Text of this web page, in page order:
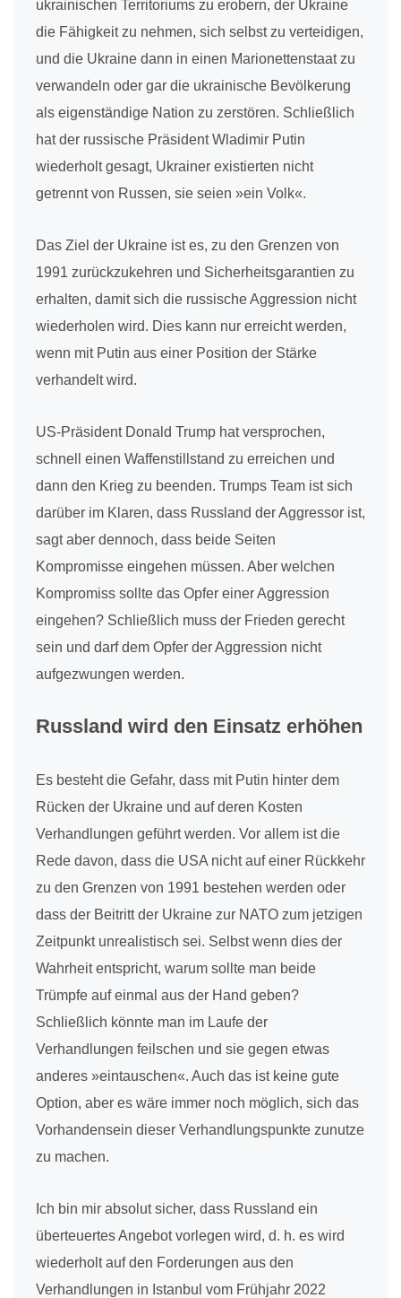
ukrainischen Territoriums zu erobern, der Ukraine
die Fähigkeit zu nehmen, sich selbst zu verteidigen,
und die Ukraine dann in einen Marionettenstaat zu
verwandeln oder gar die ukrainische Bevölkerung
als eigenständige Nation zu zerstören. Schließlich
hat der russische Präsident Wladimir Putin
wiederholt gesagt, Ukrainer existierten nicht
getrennt von Russen, sie seien »ein Volk«.
Das Ziel der Ukraine ist es, zu den Grenzen von
1991 zurückzukehren und Sicherheitsgarantien zu
erhalten, damit sich die russische Aggression nicht
wiederholen wird. Dies kann nur erreicht werden,
wenn mit Putin aus einer Position der Stärke
verhandelt wird.
US-Präsident Donald Trump hat versprochen,
schnell einen Waffenstillstand zu erreichen und
dann den Krieg zu beenden. Trumps Team ist sich
darüber im Klaren, dass Russland der Aggressor ist,
sagt aber dennoch, dass beide Seiten
Kompromisse eingehen müssen. Aber welchen
Kompromiss sollte das Opfer einer Aggression
eingehen? Schließlich muss der Frieden gerecht
sein und darf dem Opfer der Aggression nicht
aufgezwungen werden.
Russland wird den Einsatz erhöhen
Es besteht die Gefahr, dass mit Putin hinter dem
Rücken der Ukraine und auf deren Kosten
Verhandlungen geführt werden. Vor allem ist die
Rede davon, dass die USA nicht auf einer Rückkehr
zu den Grenzen von 1991 bestehen werden oder
dass der Beitritt der Ukraine zur NATO zum jetzigen
Zeitpunkt unrealistisch sei. Selbst wenn dies der
Wahrheit entspricht, warum sollte man beide
Trümpfe auf einmal aus der Hand geben?
Schließlich könnte man im Laufe der
Verhandlungen feilschen und sie gegen etwas
anderes »eintauschen«. Auch das ist keine gute
Option, aber es wäre immer noch möglich, sich das
Vorhandensein dieser Verhandlungspunkte zunutze
zu machen.
Ich bin mir absolut sicher, dass Russland ein
überteuertes Angebot vorlegen wird, d. h. es wird
wiederholt auf den Forderungen aus den
Verhandlungen in Istanbul vom Frühjahr 2022